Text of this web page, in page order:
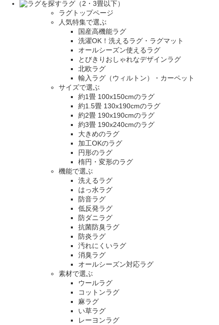
ラグ（2・3畳以下）
ラグトップページ
人気特集で選ぶ
国産高機能ラグ
洗濯OK！洗えるラグ・ラグマット
オールシーズン使えるラグ
とびきりおしゃれなデザインラグ
北欧ラグ
輸入ラグ（ウィルトン）・カーペット
サイズで選ぶ
約1畳 100x150cmのラグ
約1.5畳 130x190cmのラグ
約2畳 190x190cmのラグ
約3畳 190x240cmのラグ
大きめのラグ
加工OKのラグ
円形のラグ
楕円・変形のラグ
機能で選ぶ
洗えるラグ
はっ水ラグ
防音ラグ
低反発ラグ
防ダニラグ
抗菌防臭ラグ
防炎ラグ
汚れにくいラグ
消臭ラグ
オールシーズン対応ラグ
素材で選ぶ
ウールラグ
コットンラグ
麻ラグ
い草ラグ
レーヨンラグ